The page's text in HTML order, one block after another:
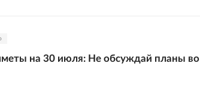
на 30 июля: Не обсуждай планы во